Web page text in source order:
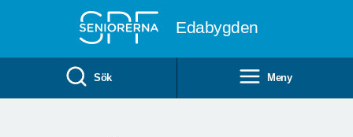
Edabygden
Sök Meny